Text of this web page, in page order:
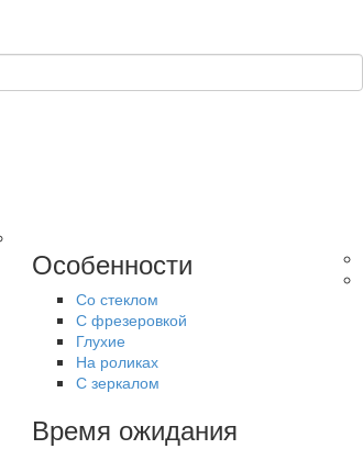
Особенности
Со стеклом
С фрезеровкой
Глухие
На роликах
С зеркалом
Время ожидания